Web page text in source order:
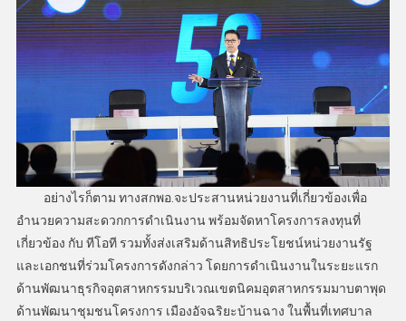
อย่างไรก็ตาม ทางสกพอ.จะประสานหน่วยงานที่เกี่ยวข้องเพื่อ
อำนวยความสะดวกการดำเนินงาน พร้อมจัดหาโครงการลงทุนที่
เกี่ยวข้อง กับ ทีโอที รวมทั้งส่งเสริมด้านสิทธิประโยชน์หน่วยงานรัฐ
และเอกชนที่ร่วมโครงการดังกล่าว โดยการดำเนินงานในระยะแรก
ด้านพัฒนาธุรกิจอุตสาหกรรมบริเวณเขตนิคมอุตสาหกรรมมาบตาพุด
ด้านพัฒนาชุมชนโครงการ เมืองอัจฉริยะบ้านฉาง ในพื้นที่เทศบาล